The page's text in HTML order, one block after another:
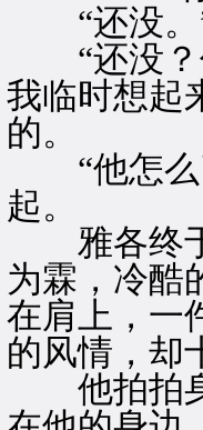
“还没。”
“还没？
我临时想起
的。
“他怎么
起。
雅各终于
为霖，冷酷
在肩上，一
的风情，却
他拍拍身